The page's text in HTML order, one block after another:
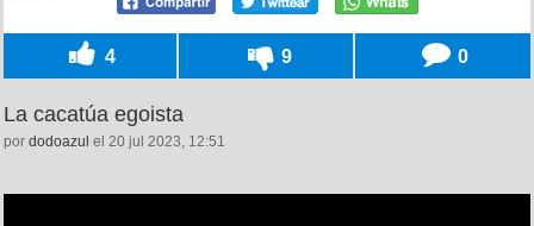
4 9 0
La cacatúa egoista
por dodoazul el 20 jul 2023, 12:51